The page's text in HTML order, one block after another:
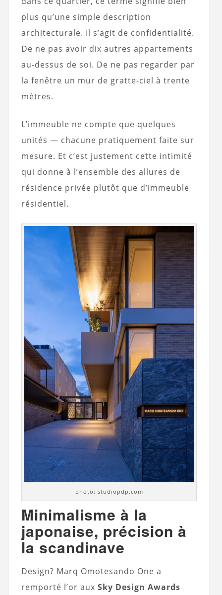
plus qu’une simple description
architecturale. Il s’agit de confidentialité.
De ne pas avoir dix autres appartements
au-dessus de soi. De ne pas regarder par
la fenêtre un mur de gratte-ciel à trente
mètres.
L’immeuble ne compte que quelques
unités — chacune pratiquement faite sur
mesure. Et c’est justement cette intimité
qui donne à l’ensemble des allures de
résidence privée plutôt que d’immeuble
résidentiel.
photo: studiopdp.com
Minimalisme à la
japonaise, précision à
la scandinave
Design? Marq Omotesando One a
remporté l’or aux Sky Design Awards